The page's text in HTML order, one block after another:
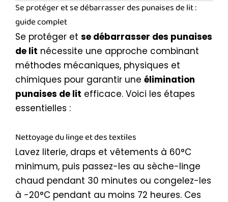
Se protéger et se débarrasser des punaises de lit :
guide complet
Se protéger et se débarrasser des punaises
de lit nécessite une approche combinant
méthodes mécaniques, physiques et
chimiques pour garantir une élimination
punaises de lit efficace. Voici les étapes
essentielles :
Nettoyage du linge et des textiles
Lavez literie, draps et vêtements à 60°C
minimum, puis passez-les au sèche-linge
chaud pendant 30 minutes ou congelez-les
à -20°C pendant au moins 72 heures. Ces